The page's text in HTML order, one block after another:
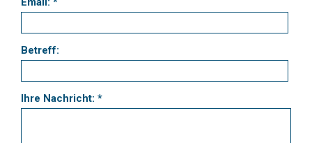
Betreff:
Ihre Nachricht: *